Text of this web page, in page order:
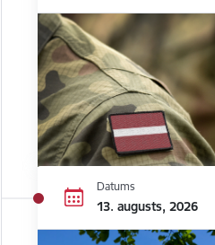
Datums
13. augusts, 2026